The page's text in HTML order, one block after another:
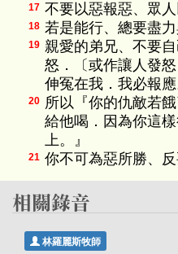
17 不要以惡報惡、眾
18 若是能行、總要盡力
19 親愛的弟兄、不要
怒．〔或作讓人發
伸冤在我．我必報應
20 所以『你的仇敵若
給他喝．因為你這
上。』
21 你不可為惡所勝、反
林羅麗斯牧師